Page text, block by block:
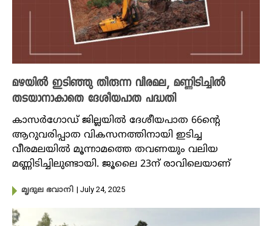
മഴയിൽ ഇടിഞ്ഞു തീരുന്ന വീരമല, മണ്ണിടിച്ചിൽ
തടയാനാകാതെ ദേശീയപാത പദ്ധതി
കാസ‍ർ​ഗോഡ് ജില്ലയിൽ ദേശീയപാത 66ന്റെ
ആറുവരിപ്പാത വികസനത്തിനായി ഇടിച്ച
വീരമലയിൽ മൂന്നാമത്തെ തവണയും വലിയ
മണ്ണിടിച്ചിലുണ്ടായി. ജൂലെെ 23ന് രാവിലെയാണ്
മൃദുല ഭവാനി | July 24, 2025